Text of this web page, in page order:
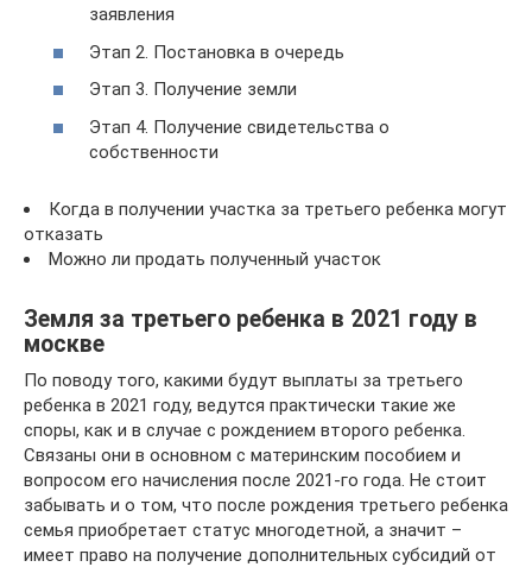
заявления
Этап 2. Постановка в очередь
Этап 3. Получение земли
Этап 4. Получение свидетельства о
собственности
Когда в получении участка за третьего ребенка могут
отказать
Можно ли продать полученный участок
Земля за третьего ребенка в 2021 году в
москве
По поводу того, какими будут выплаты за третьего
ребенка в 2021 году, ведутся практически такие же
споры, как и в случае с рождением второго ребенка.
Связаны они в основном с материнским пособием и
вопросом его начисления после 2021-го года. Не стоит
забывать и о том, что после рождения третьего ребенка
семья приобретает статус многодетной, а значит –
имеет право на получение дополнительных субсидий от